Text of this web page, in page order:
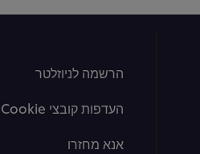
הרשמה לניוזלטר
העדפות קובצי Cookie
אנא מחזרו